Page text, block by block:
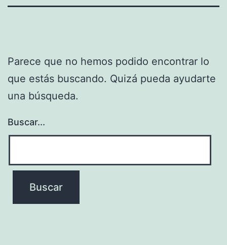
Parece que no hemos podido encontrar lo
que estás buscando. Quizá pueda ayudarte
una búsqueda.
Buscar...